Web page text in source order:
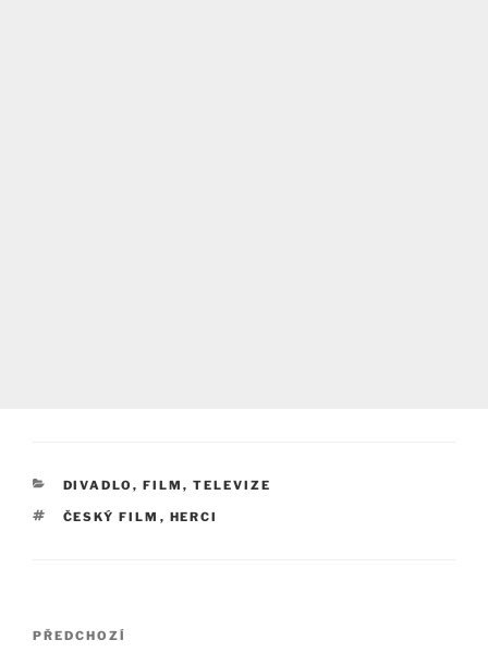
RUBRIKY
DIVADLO, FILM, TELEVIZE
ŠTÍTKY
ČESKÝ FILM , HERCI
Navigace
Předchozí
PŘEDCHOZÍ